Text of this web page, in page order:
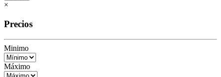
×
Precios
Minimo
Máximo